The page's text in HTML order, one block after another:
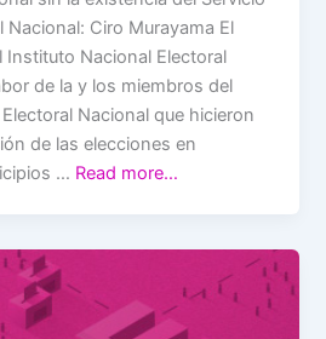
Nacional: Ciro Murayama El
Instituto Nacional Electoral
de la y los miembros del
Nacional que hicieron
de las elecciones en
… Read more…